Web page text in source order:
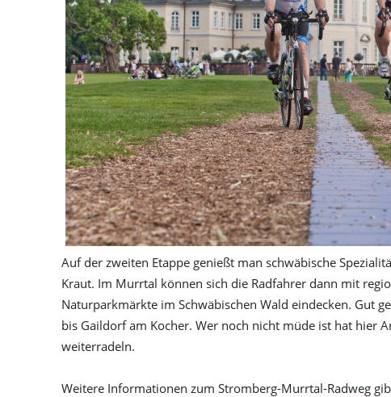
Auf der zweiten Etappe genießt man schwäbische
Kraut. Im Murrtal können sich die Radfahrer dann mit
Naturparkmärkte im Schwäbischen Wald eindecken. Gut
bis Gaildorf am Kocher. Wer noch nicht müde ist hat hier
weiterradeln.
Weitere Informationen zum Stromberg-Murrtal-Radweg